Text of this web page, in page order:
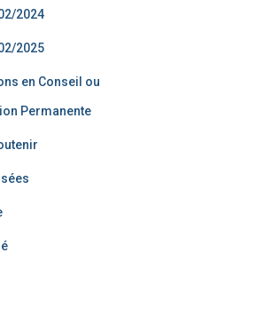
2024
2025
en Conseil ou
Permanente